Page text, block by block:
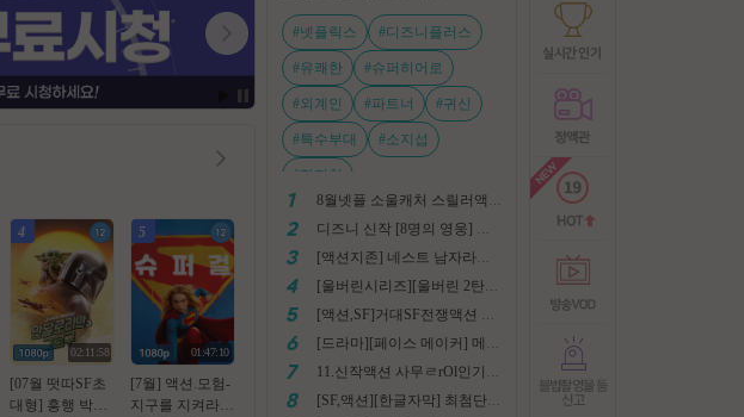
4
02:11:58
[07월 떳따SF초
대형] 흥행 박스1
5
01:47:10
[7월] 액션.모험-
지구를 지켜라 (
#넷플릭스 #디즈니플러스
#유쾌한 #슈퍼히어로
#외계인 #파트너 #귀신
#특수부대 #소지섭
#전지현
[울버린시리즈][울버린 2탄] 더 울버린 확장판 완벽자막
[SF,액션][한글자막] 최첨단 미래특수부대 초대박 안봄후회함~ 진짜잼있어요 스샷 꼭보세요 1080